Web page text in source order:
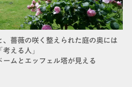
、薔薇の咲く整えられた庭の奥には
「考える人」
ームとエッフェル塔が見える